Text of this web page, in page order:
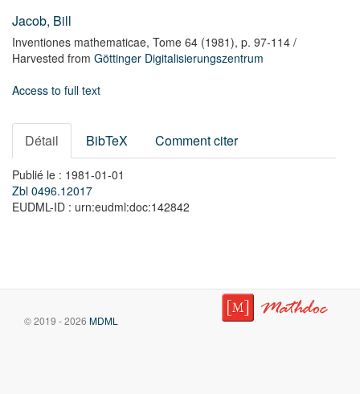
Jacob, Bill
Inventiones mathematicae, Tome 64 (1981), p. 97-114 /
Harvested from Göttinger Digitalisierungszentrum
Access to full text
Détail BibTeX Comment citer
Publié le : 1981-01-01
Zbl 0496.12017
EUDML-ID : urn:eudml:doc:142842
© 2019 - 2026 MDML